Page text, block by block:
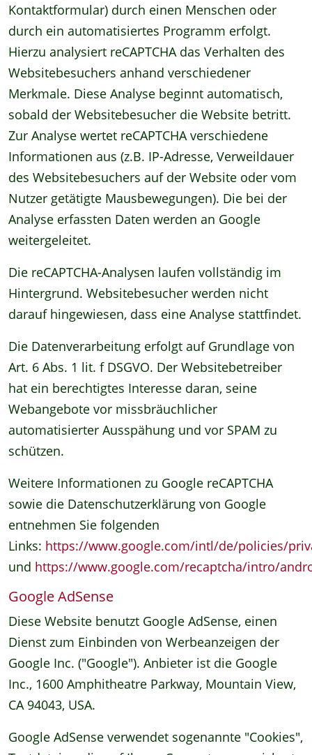
Kontaktformular) durch einen Menschen oder
durch ein automatisiertes Programm erfolgt.
Hierzu analysiert reCAPTCHA das Verhalten des
Websitebesuchers anhand verschiedener
Merkmale. Diese Analyse beginnt automatisch,
sobald der Websitebesucher die Website betritt.
Zur Analyse wertet reCAPTCHA verschiedene
Informationen aus (z.B. IP-Adresse, Verweildauer
des Websitebesuchers auf der Website oder vom
Nutzer getätigte Mausbewegungen). Die bei der
Analyse erfassten Daten werden an Google
weitergeleitet.
Die reCAPTCHA-Analysen laufen vollständig im
Hintergrund. Websitebesucher werden nicht
darauf hingewiesen, dass eine Analyse stattfindet.
Die Datenverarbeitung erfolgt auf Grundlage von
Art. 6 Abs. 1 lit. f DSGVO. Der Websitebetreiber
hat ein berechtigtes Interesse daran, seine
Webangebote vor missbräuchlicher
automatisierter Ausspähung und vor SPAM zu
schützen.
Weitere Informationen zu Google reCAPTCHA
sowie die Datenschutzerklärung von Google
entnehmen Sie folgenden
Links: https://www.google.com/intl/de/policies/
und https://www.google.com/recaptcha/intro/
Google AdSense
Diese Website benutzt Google AdSense, einen
Dienst zum Einbinden von Werbeanzeigen der
Google Inc. ("Google"). Anbieter ist die Google
Inc., 1600 Amphitheatre Parkway, Mountain View,
CA 94043, USA.
Google AdSense verwendet sogenannte "Cookies",